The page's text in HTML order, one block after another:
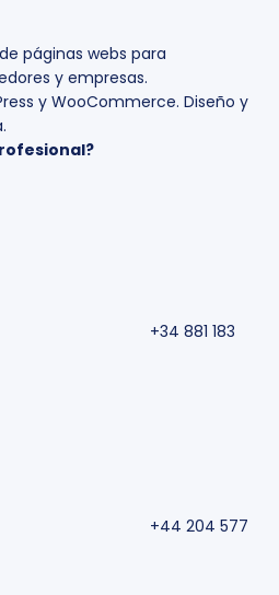
páginas webs para
y empresas.
y WooCommerce. Diseño y
+34 881 183
+44 204 577